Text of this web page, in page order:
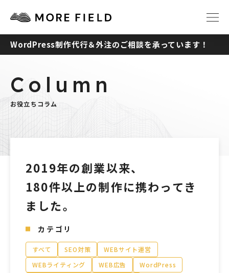
TOP ABOUT
SERVICE
CONTACT
モアフィールド株式会社
WordPress制作代行＆外注のご相談を承っています！
Column
お役立ちコラム
2019年の創業以来、
180件以上の制作に携わってき
ました。
カテゴリ
すべて SEO対策
WEBサイト運営
WEBライティング
WEB広告
WordPress